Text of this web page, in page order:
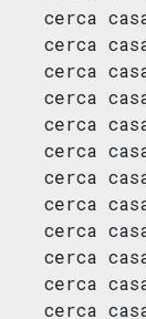
cerca
cerca
cerca
cerca
cerca
cerca
cerca
cerca
cerca
cerca
cerca
cerca